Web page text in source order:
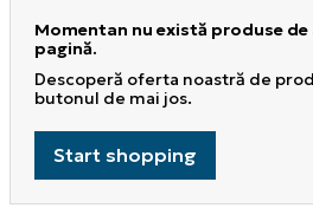
Momentan nu există produse
pagină.
Descoperă oferta noastră de
butonul de mai jos.
Start shopping